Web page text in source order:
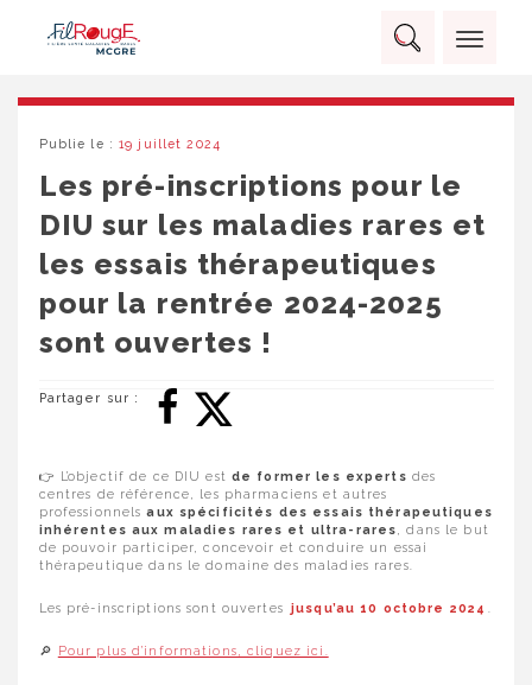
content
Rechercher :
RECHERCHER
Publie le :19 juillet 2024
Les pré-inscriptions pour le
DIU sur les maladies rares et
les essais thérapeutiques
pour la rentrée 2024-2025
sont ouvertes !
Partager sur :
👉 L’objectif de ce DIU est de former les experts des
centres de référence, les pharmaciens et autres
professionnelsaux spécificités des essais thérapeutiques
inhérentes aux maladies rares et ultra-rares , dans le but
de pouvoir participer, concevoir et conduire un essai
thérapeutique dans le domaine des maladies rares.
Les pré-inscriptions sont ouvertes jusqu’au 10 octobre 2024
🔎 Pour plus d’informations, cliquez ici.